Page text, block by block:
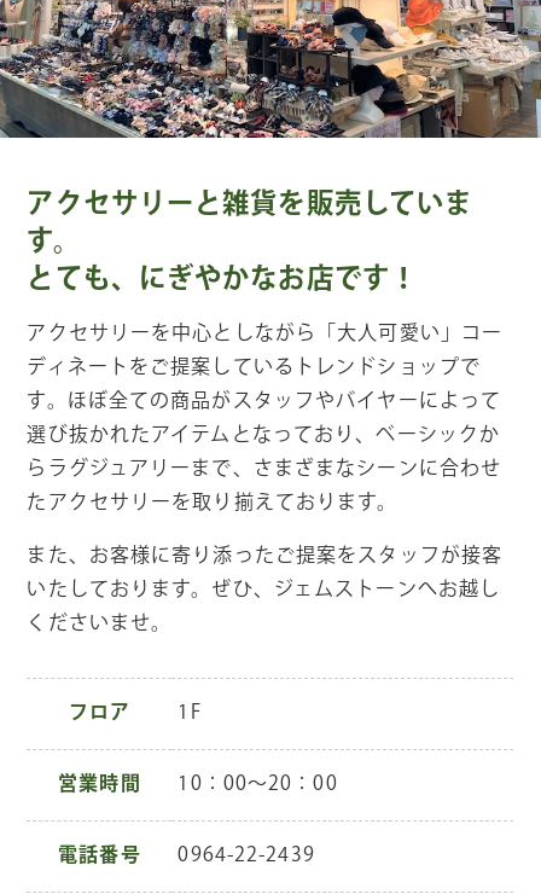
アクセサリーと雑貨を販売していま
す。
とても、にぎやかなお店です！
アクセサリーを中心としながら「大人可愛い」コー
ディネートをご提案しているトレンドショップで
す。ほぼ全ての商品がスタッフやバイヤーによって
選び抜かれたアイテムとなっており、ベーシックか
らラグジュアリーまで、さまざまなシーンに合わせ
たアクセサリーを取り揃えております。
また、お客様に寄り添ったご提案をスタッフが接客
いたしております。ぜひ、ジェムストーンへお越し
くださいませ。
フロア 1F
営業時間 10：00～20：00
電話番号 0964-22-2439